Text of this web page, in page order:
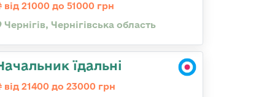
від 21000 до 51000 грн
Чернігів, Чернігівська область
їдальні
від 21400 до 23000 грн